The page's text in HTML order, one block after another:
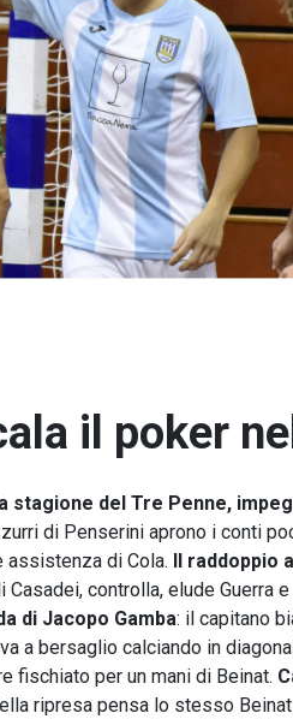
il poker
stagione del Tre Penne,
di Penserini aprono i conti
assistenza di Cola. Il raddoppio
controlla, elude Guerra
di Jacopo Gamba: il capitano
a bersaglio calciando in
fischiato per un mani di Beinat.
ripresa pensa lo stesso